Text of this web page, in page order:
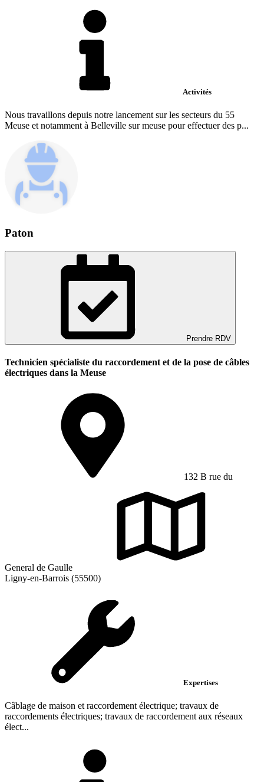
Activités
Nous travaillons depuis notre lancement sur les secteurs du 55
Meuse et notamment à Belleville sur meuse pour effectuer des p...
Paton
Prendre RDV
Technicien spécialiste du raccordement et de la pose de câbles
électriques dans la Meuse
132 B rue du
General de Gaulle
Ligny-en-Barrois (55500)
Expertises
Câblage de maison et raccordement électrique; travaux de
raccordements électriques; travaux de raccordement aux réseaux
élect...